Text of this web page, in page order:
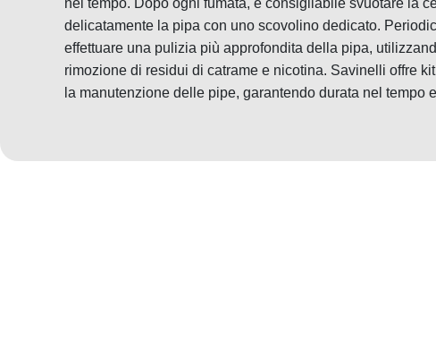
nel tempo. Dopo ogni fumata, è consigliabile svuotare la
delicatamente la pipa con uno scovolino dedicato.
effettuare una pulizia più approfondita della pipa,
rimozione di residui di catrame e nicotina. Savinelli offre
la manutenzione delle pipe, garantendo durata nel tempo